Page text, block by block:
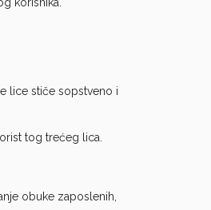
lice stiče sopstveno i
tog trećeg lica.
obuke zaposlenih,